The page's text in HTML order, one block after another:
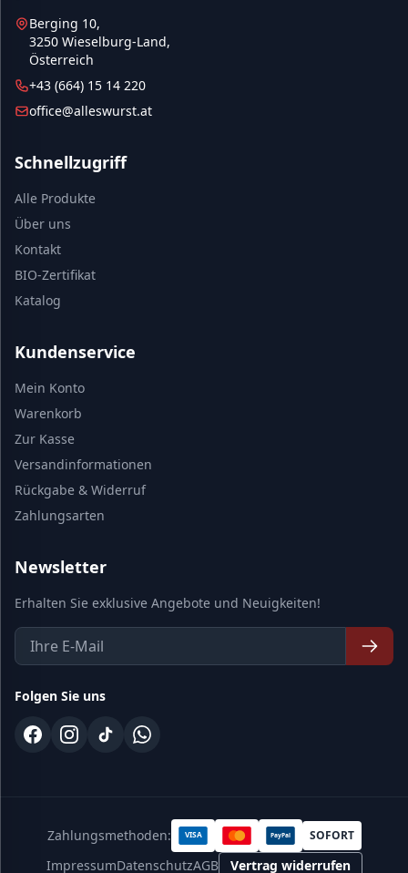
Berging 10,
3250 Wieselburg-Land,
Österreich
+43 (664) 15 14 220
office@alleswurst.at
Schnellzugriff
Alle Produkte
Über uns
Kontakt
BIO-Zertifikat
Katalog
Kundenservice
Mein Konto
Warenkorb
Zur Kasse
Versandinformationen
Rückgabe & Widerruf
Zahlungsarten
Newsletter
Erhalten Sie exklusive Angebote und Neuigkeiten!
Folgen Sie uns
Zahlungsmethoden: VISA PayPal SOFORT
ImpressumDatenschutzAGB Vertrag widerrufen